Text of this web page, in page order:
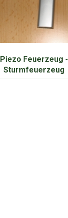
Piezo Feuerzeug -
Sturmfeuerzeug